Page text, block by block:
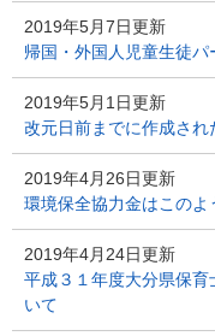
2019年5月7日更新
帰国・外国人児童生徒
2019年5月1日更新
改元日前までに作成さ
2019年4月26日更新
環境保全協力金はこのよ
2019年4月24日更新
平成３１年度大分県保
いて